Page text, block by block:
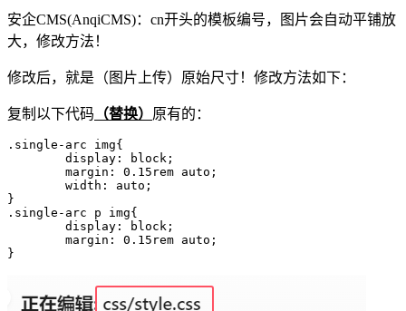
安企CMS(AnqiCMS)：cn开头的模板编号，图片会自动平铺放
大，修改方法！
修改后，就是（图片上传）原始尺寸！修改方法如下：
复制以下代码 （替换） 原有的：
.single-arc img{
}
.single-arc p img{
}